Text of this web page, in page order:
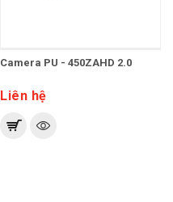
Camera PU - 450ZAHD 2.0
Liên hệ